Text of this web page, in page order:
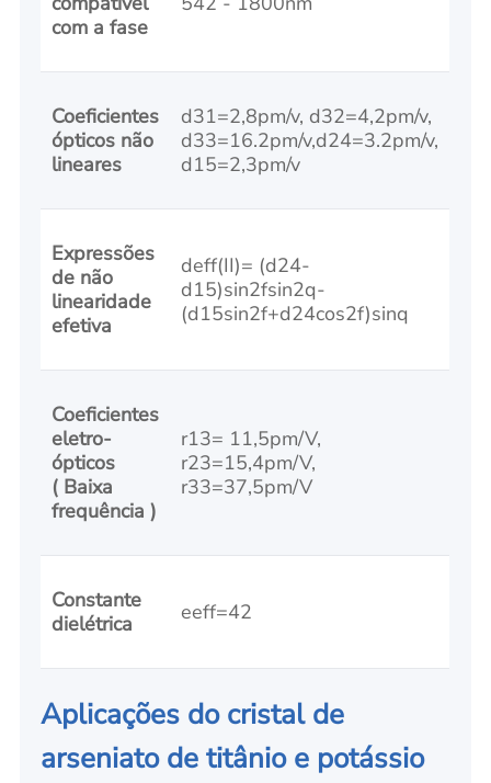
com a fase
Coeficientes
ópticos não
lineares
d31=2,8pm/v, d32=4,2pm/v,
d33=16.2pm/v,d24=3.2pm/v,
d15=2,3pm/v
Expressões
de não
linearidade
efetiva
deff(II)= (d24-
d15)sin2fsin2q-
(d15sin2f+d24cos2f)sinq
Coeficientes
eletro-
ópticos
( Baixa
frequência )
r13= 11,5pm/V,
r23=15,4pm/V,
r33=37,5pm/V
Constante
dielétrica
eeff=42
Aplicações do cristal de
arseniato de titânio e potássio